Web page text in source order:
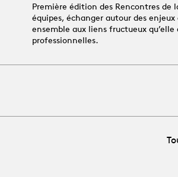
Première édition des Rencontres de
équipes, échanger autour des
ensemble aux liens fructueux
professionnelles.